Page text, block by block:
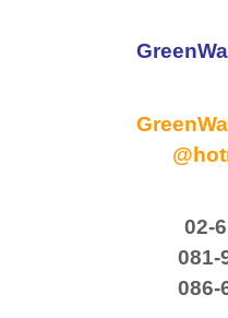
02-
081-
086-